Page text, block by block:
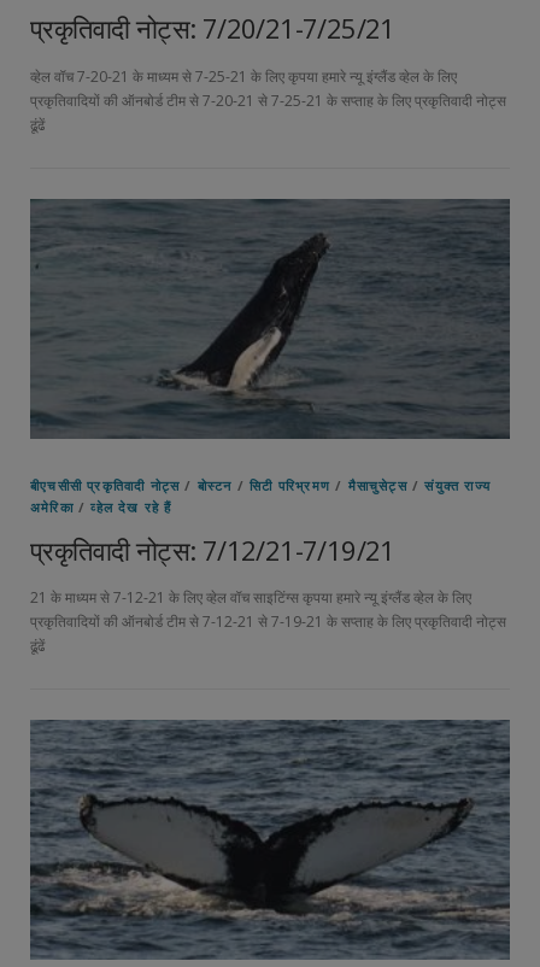
प्रकृतिवादी नोट्स: 7/20/21-7/25/21
व्हेल वॉच 7-20-21 के माध्यम से 7-25-21 के लिए कृपया हमारे न्यू इंग्लैंड व्हेल के लिए
प्रकृतिवादियों की ऑनबोर्ड टीम से 7-20-21 से 7-25-21 के सप्ताह के लिए प्रकृतिवादी नोट्स
ढूंढें
बीएचसीसी प्रकृतिवादी नोट्स / बोस्टन /सिटी परिभ्रमण / मैसाचुसेट्स/संयुक्त राज्य
अमेरिका/व्हेल देख रहे हैं
प्रकृतिवादी नोट्स: 7/12/21-7/19/21
21 के माध्यम से 7-12-21 के लिए व्हेल वॉच साइटिंग्स कृपया हमारे न्यू इंग्लैंड व्हेल के लिए
प्रकृतिवादियों की ऑनबोर्ड टीम से 7-12-21 से 7-19-21 के सप्ताह के लिए प्रकृतिवादी नोट्स
ढूंढें